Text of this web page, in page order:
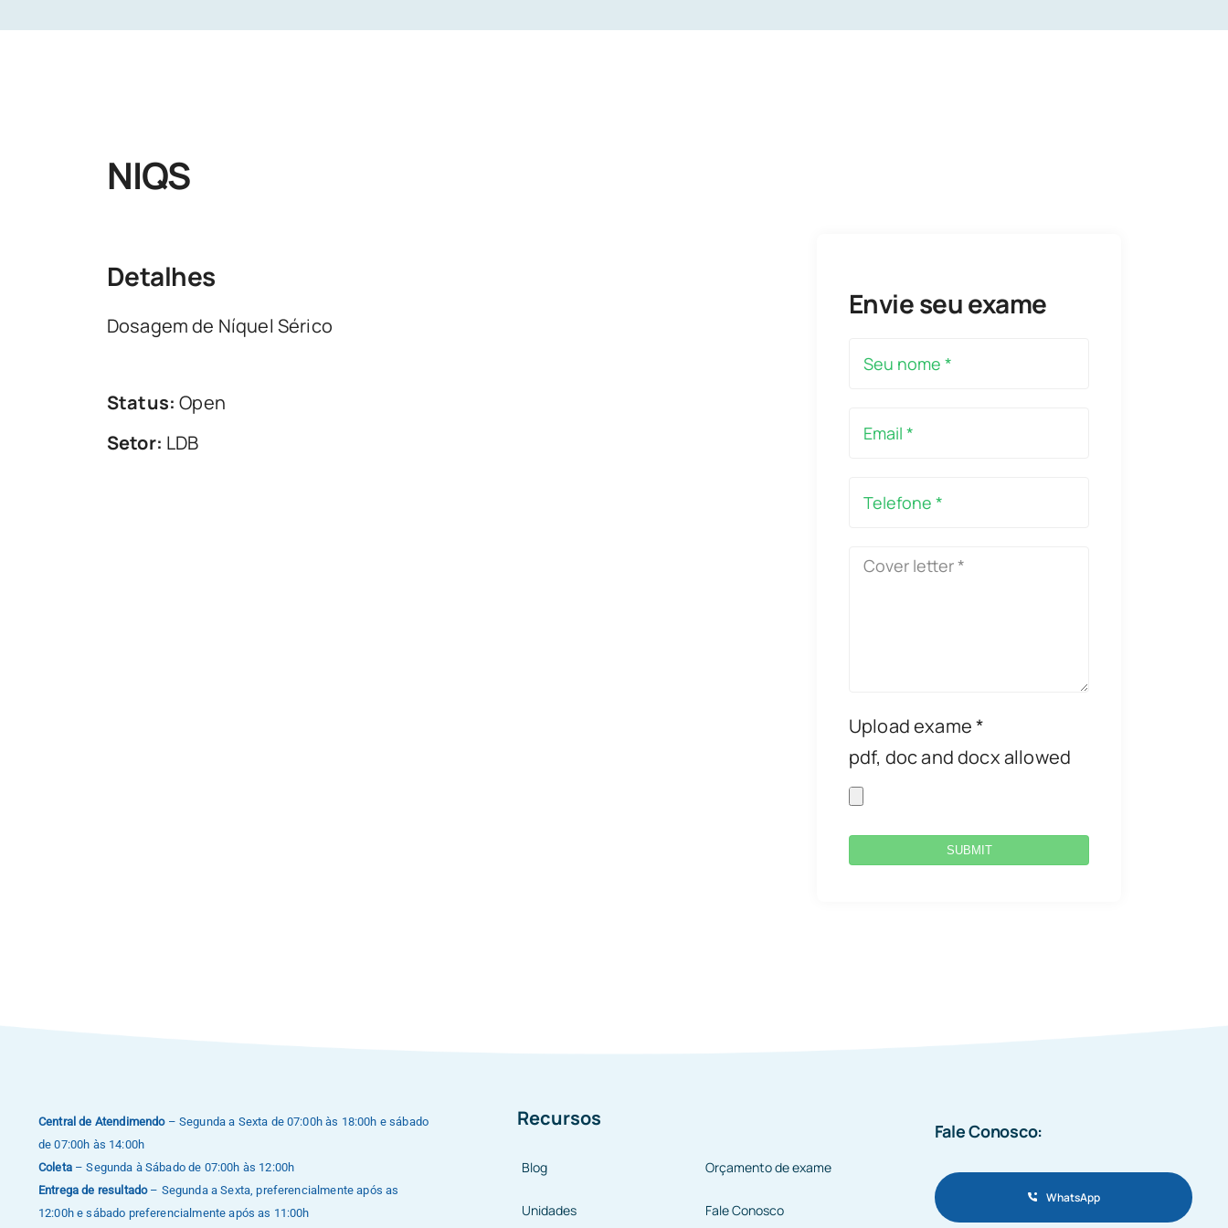
NIQS
Detalhes
Dosagem de Níquel Sérico
Status: Open
Setor: LDB
Envie seu exame
Upload exame *
pdf, doc and docx allowed
SUBMIT
Central de Atendimendo– Segunda a Sexta de 07:00h às 18:00h e sábado
de 07:00h às 14:00h
Coleta– Segunda à Sábado de 07:00h às 12:00h
Entrega de resultado– Segunda a Sexta, preferencialmente após as
12:00h e sábado preferencialmente após as 11:00h
Recursos
Blog
Unidades
Orçamento de exame
Fale Conosco
Fale Conosco:
WhatsApp